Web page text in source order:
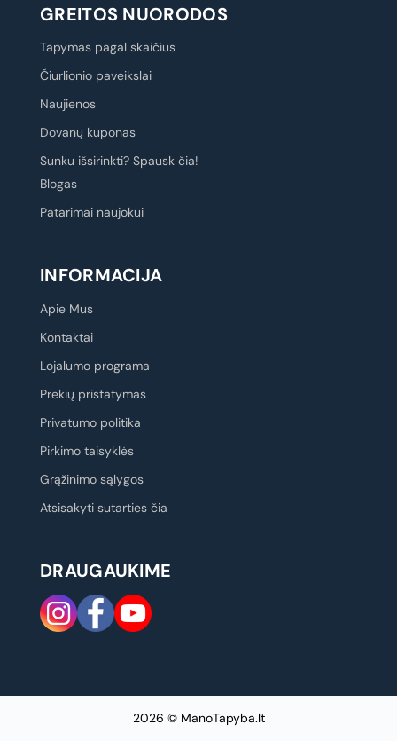
GREITOS NUORODOS
Tapymas pagal skaičius
Čiurlionio paveikslai
Naujienos
Dovanų kuponas
Sunku išsirinkti? Spausk čia!
Blogas
Patarimai naujokui
INFORMACIJA
Apie Mus
Kontaktai
Lojalumo programa
Prekių pristatymas
Privatumo politika
Pirkimo taisyklės
Grąžinimo sąlygos
Atsisakyti sutarties čia
DRAUGAUKIME
2026 © ManoTapyba.lt